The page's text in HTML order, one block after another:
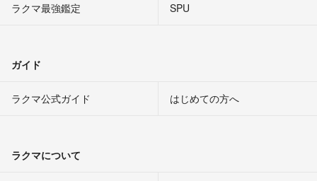
ラクマ最強鑑定
SPU
ガイド
ラクマ公式ガイド はじめての方へ
ラクマについて